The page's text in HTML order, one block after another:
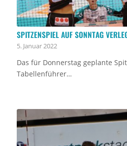
SPITZENSPIEL AUF SONNTAG
5. Januar 2022
Das für Donnerstag geplante
Tabellenführer…